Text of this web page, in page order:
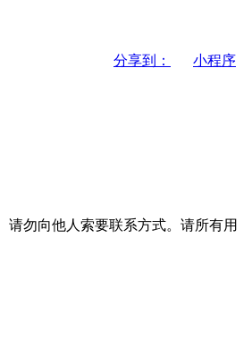
分享到：
小程序
请勿向他人索要联系方式。请所有用